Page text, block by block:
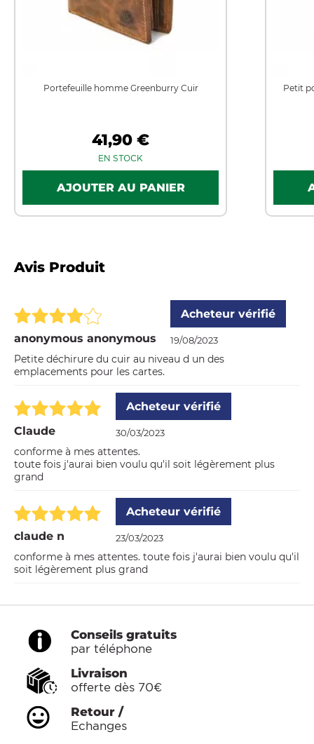
Portefeuille homme Greenburry Cuir
41,90 €
EN STOCK
Petit
Avis Produit
anonymous anonymous
Acheteur vérifié
19/08/2023
Petite déchirure du cuir au niveau d un des
emplacements pour les cartes.
Claude
Acheteur vérifié
30/03/2023
conforme à mes attentes.
toute fois j'aurai bien voulu qu'il soit légèrement plus
grand
claude n
Acheteur vérifié
23/03/2023
conforme à mes attentes. toute fois j'aurai bien voulu qu'il
soit légèrement plus grand
Conseils gratuits
par téléphone
Livraison
offerte dès 70€
Retour /
Echanges